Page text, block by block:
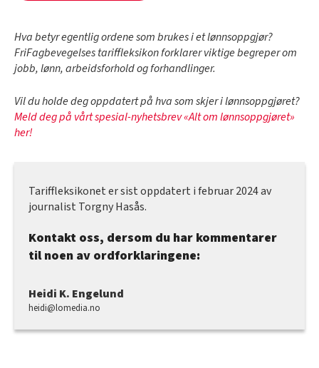
Hva betyr egentlig ordene som brukes i et lønnsoppgjør?
FriFagbevegelses tariffleksikon forklarer viktige begreper om
jobb, lønn, arbeidsforhold og forhandlinger.
Vil du holde deg oppdatert på hva som skjer i lønnsoppgjøret?
Meld deg på vårt spesial-nyhetsbrev «Alt om lønnsoppgjøret»
her!
Tariffleksikonet er sist oppdatert i februar 2024 av
journalist Torgny Hasås.
Kontakt oss, dersom du har kommentarer
til noen av ordforklaringene:
Heidi K. Engelund
heidi@lomedia.no